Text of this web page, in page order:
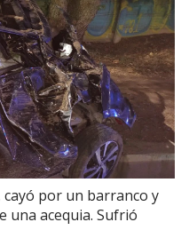
por un barranco y
una acequia. Sufrió